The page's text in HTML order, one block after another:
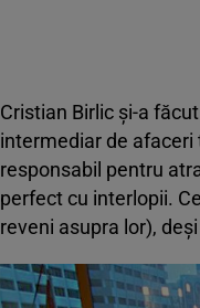
Cristian Birlic și-a
intermediar de
responsabil pentru
perfect cu interlopii.
reveni asupra lor),